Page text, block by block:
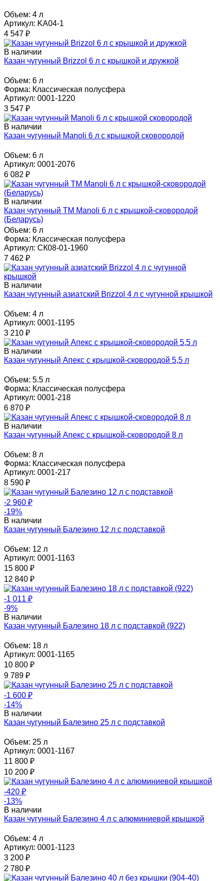
Объем: 4 л
Артикул: KА04-1
4 547 ₽
В наличии
Казан чугунный Brizzol 6 л с крышкой и дружкой
Объем: 6 л
Форма: Классическая полусфера
Артикул: 0001-1220
3 547 ₽
В наличии
Казан чугунный Manoli 6 л с крышкой сковородой
Объем: 6 л
Артикул: 0001-2076
6 082 ₽
В наличии
Казан чугунный TM Manoli 6 л с крышкой-сковородой
(Беларусь)
Объем: 6 л
Форма: Классическая полусфера
Артикул: СК08-01-1960
7 462 ₽
В наличии
Казан чугунный азиатский Brizzol 4 л с чугунной крышкой
Объем: 4 л
Артикул: 0001-1195
3 210 ₽
В наличии
Казан чугунный Апекс с крышкой-сковородой 5,5 л
Объем: 5.5 л
Форма: Классическая полусфера
Артикул: 0001-218
6 870 ₽
В наличии
Казан чугунный Апекс с крышкой-сковородой 8 л
Объем: 8 л
Форма: Классическая полусфера
Артикул: 0001-217
8 590 ₽
-2 960 ₽
-19%
В наличии
Казан чугунный Балезино 12 л с подставкой
Объем: 12 л
Артикул: 0001-1163
15 800 ₽
12 840 ₽
-1 011 ₽
-9%
В наличии
Казан чугунный Балезино 18 л с подставкой (922)
Объем: 18 л
Артикул: 0001-1165
10 800 ₽
9 789 ₽
-1 600 ₽
-14%
В наличии
Казан чугунный Балезино 25 л с подставкой
Объем: 25 л
Артикул: 0001-1167
11 800 ₽
10 200 ₽
-420 ₽
-13%
В наличии
Казан чугунный Балезино 4 л с алюминиевой крышкой
Объем: 4 л
Артикул: 0001-1123
3 200 ₽
2 780 ₽